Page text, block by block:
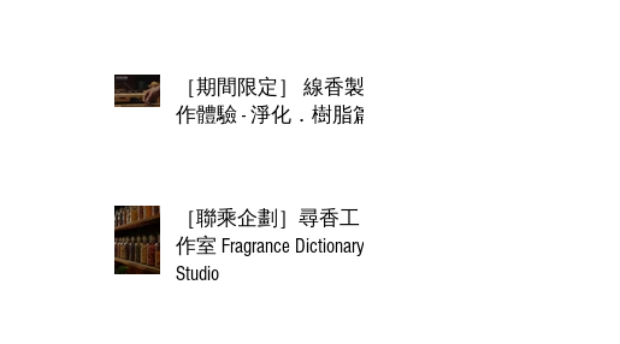
［期間限定］ 線香製
作體驗 - 淨化．樹脂篇​
［聯乘企劃］尋香工
作室 Fragrance Dictionary
Studio